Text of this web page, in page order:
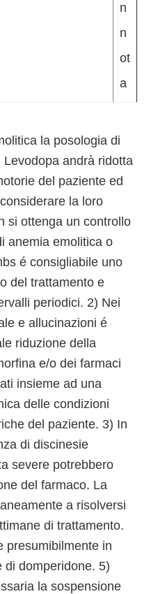
n
n
ot
a
la posologia di
andrà ridotta
del paziente ed
la loro
si ottenga un controllo
anemia emolitica o
é consigliabile uno
del trattamento e
periodici. 2) Nei
e allucinazioni é
riduzione della
e/o dei farmaci
insieme ad una
delle condizioni
del paziente. 3) In
di discinesie
severe potrebbero
del farmaco. La
a risolversi
di trattamento.
presumibilmente in
di domperidone. 5)
la sospensione